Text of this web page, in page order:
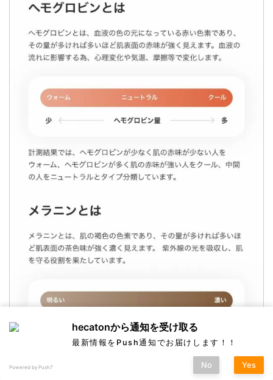
hecatonから通知を受け取る
最新情報をPush通知でお届けします！！
Powered by Push7 No Yes